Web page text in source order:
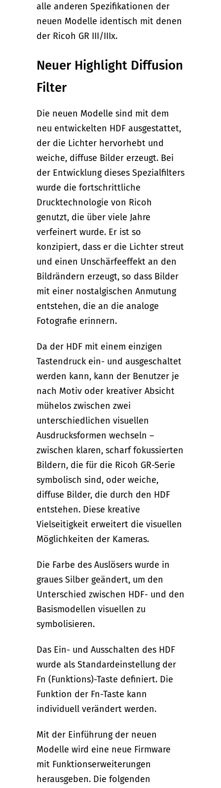
alle anderen Spezifikationen der
neuen Modelle identisch mit denen
der Ricoh GR III/IIIx.
Neuer Highlight Diffusion
Filter
Die neuen Modelle sind mit dem
neu entwickelten HDF ausgestattet,
der die Lichter hervorhebt und
weiche, diffuse Bilder erzeugt. Bei
der Entwicklung dieses Spezialfilters
wurde die fortschrittliche
Drucktechnologie von Ricoh
genutzt, die über viele Jahre
verfeinert wurde. Er ist so
konzipiert, dass er die Lichter streut
und einen Unschärfeeffekt an den
Bildrändern erzeugt, so dass Bilder
mit einer nostalgischen Anmutung
entstehen, die an die analoge
Fotografie erinnern.
Da der HDF mit einem einzigen
Tastendruck ein- und ausgeschaltet
werden kann, kann der Benutzer je
nach Motiv oder kreativer Absicht
mühelos zwischen zwei
unterschiedlichen visuellen
Ausdrucksformen wechseln –
zwischen klaren, scharf fokussierten
Bildern, die für die Ricoh GR-Serie
symbolisch sind, oder weiche,
diffuse Bilder, die durch den HDF
entstehen. Diese kreative
Vielseitigkeit erweitert die visuellen
Möglichkeiten der Kameras.
Die Farbe des Auslösers wurde in
graues Silber geändert, um den
Unterschied zwischen HDF- und den
Basismodellen visuellen zu
symbolisieren.
Das Ein- und Ausschalten des HDF
wurde als Standardeinstellung der
Fn (Funktions)-Taste definiert. Die
Funktion der Fn-Taste kann
individuell verändert werden.
Mit der Einführung der neuen
Modelle wird eine neue Firmware
mit Funktionserweiterungen
herausgeben. Die folgenden